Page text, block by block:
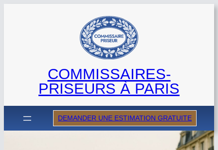
COMMISSAIRES-
PRISEURS À PARIS
DEMANDER UNE ESTIMATION GRATUITE